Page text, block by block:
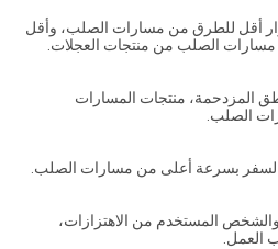
أقل للطرق من مسارات الصلب، وأقل
الصلب من منتجات العجلات.
المزدحمة، منتجات المسارات
الصلب.
بسرعة أعلى من مسارات الصلب.
المستخدم من الاهتزازات،
العمل.